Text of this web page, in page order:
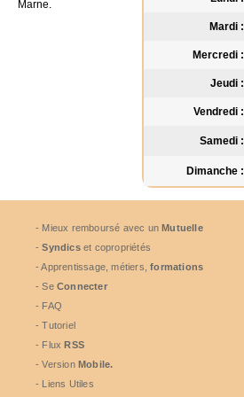
Mardi :
Mercredi :
Jeudi :
Vendredi :
Samedi :
Dimanche :
Marne.
- Mieux remboursé avec unMutuelle
-Syndicset copropriétés
- Apprentissage, métiers,formations
- Se Connecter
- FAQ
- Tutoriel
- FluxRSS
- Version Mobile.
- Liens Utiles